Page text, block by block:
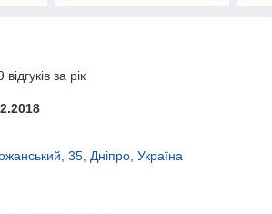
за рік
35, Дніпро, Україна